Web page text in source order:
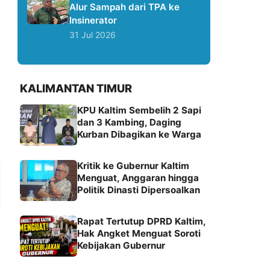
Alur Sampah dari TPA ke
Insinerator
31 Jul 2026
KALIMANTAN TIMUR
KPU Kaltim Sembelih 2 Sapi
dan 3 Kambing, Daging
Kurban Dibagikan ke Warga
Kritik ke Gubernur Kaltim
Menguat, Anggaran hingga
Politik Dinasti Dipersoalkan
Rapat Tertutup DPRD Kaltim,
Hak Angket Menguat Soroti
Kebijakan Gubernur